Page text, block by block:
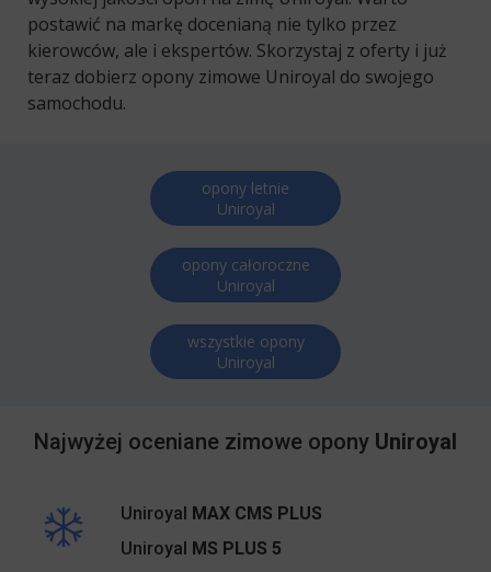
postawić na markę docenianą nie tylko przez
kierowców, ale i ekspertów. Skorzystaj z oferty i już
teraz dobierz opony zimowe Uniroyal do swojego
samochodu.
opony letnie
Uniroyal
opony całoroczne
Uniroyal
wszystkie opony
Uniroyal
Najwyżej oceniane zimowe opony Uniroyal
Uniroyal MAX CMS PLUS
Uniroyal MS PLUS 5